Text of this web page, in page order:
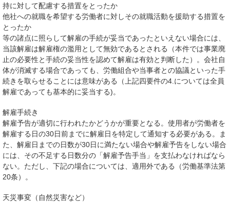
持に対して配慮する措置をとったか
他社への就職を希望する労働者に対しその就職活動を援助する措置を
とったか
等の諸点に照らして解雇の手続が妥当であったといえない場合には、
当該解雇は解雇権の濫用として無効であるとされる（本件では事業廃
止の必要性と手続の妥当性を認めて解雇は有効と判断した）。会社自
体が消滅する場合であっても、労働組合や当事者との協議といった手
続きを取らせることには意味がある（上記四要件の4.については全員
解雇であっても基本的に妥当する)。
解雇手続き
解雇予告が適切に行われたかどうかが重要となる。使用者が労働者を
解雇する日の30日前までに解雇日を特定して通知する必要がある。ま
た、解雇日までの日数が30日に満たない場合や解雇予告をしない場合
には、その不足する日数分の「解雇予告手当」を支払わなければなら
ない。ただし、下記の場合については、適用外である（労働基準法第
20条）。
天災事変（自然災害など）